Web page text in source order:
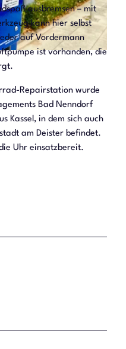
ausbremsen – mit
kann hier selbst
auf Vordermann
ist vorhanden, die
Repairstation wurde
Bad Nenndorf
Kassel, in dem sich auch
am Deister befindet.
Uhr einsatzbereit.